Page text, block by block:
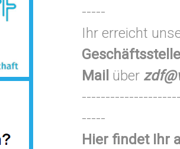
-----
Ihr erreicht
Geschäftsstelle
Mail über
-----
Hier findet Ihr